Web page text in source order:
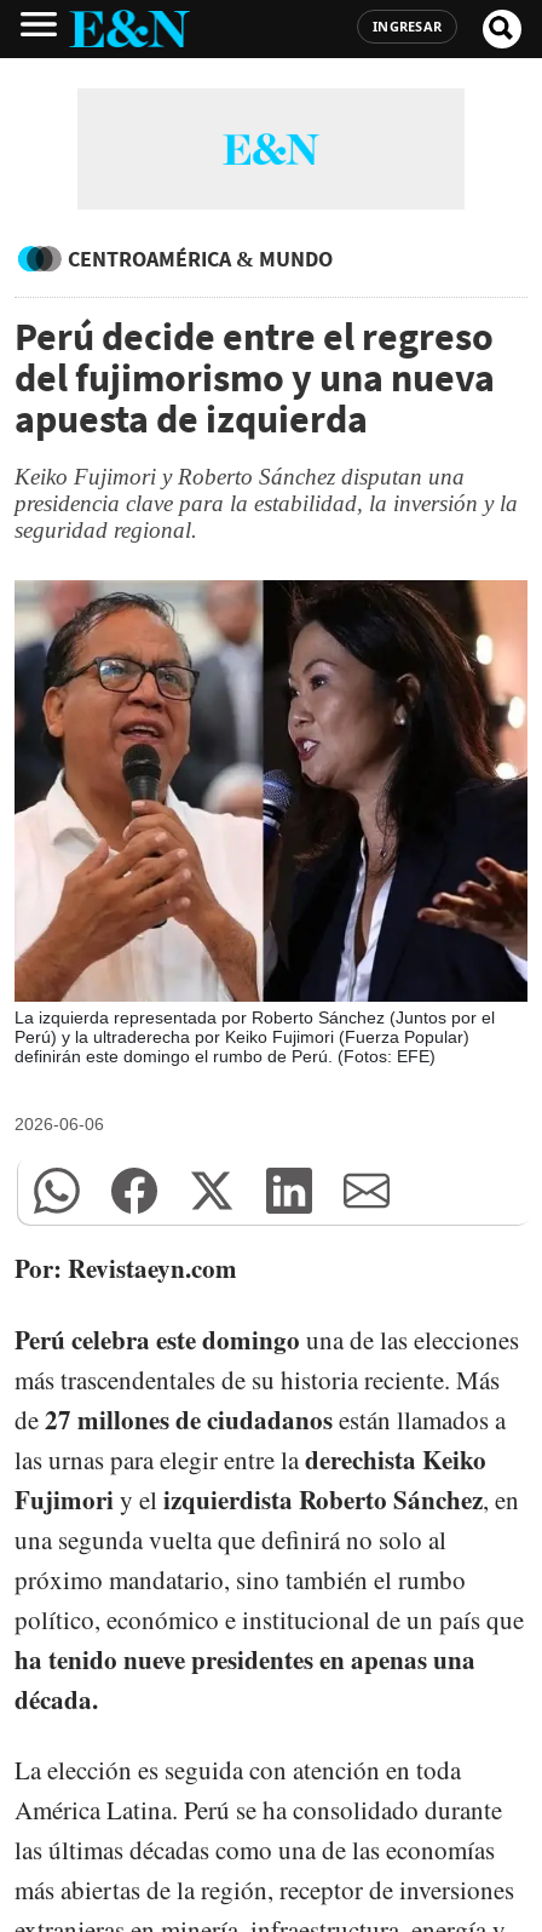
INGRESAR
CENTROAMÉRICA & MUNDO
Perú decide entre el regreso
del fujimorismo y una nueva
apuesta de izquierda
Keiko Fujimori y Roberto Sánchez disputan una
presidencia clave para la estabilidad, la inversión y la
seguridad regional.
La izquierda representada por Roberto Sánchez (Juntos por el
Perú) y la ultraderecha por Keiko Fujimori (Fuerza Popular)
definirán este domingo el rumbo de Perú. (Fotos: EFE)
2026-06-06
Por: Revistaeyn.com
Perú celebra este domingo una de las elecciones
más trascendentales de su historia reciente. Más
de27 millones de ciudadanosestán llamados a
las urnas para elegir entre laderechista Keiko
Fujimoriy el izquierdista Roberto Sánchez, en
una segunda vuelta que definirá no solo al
próximo mandatario, sino también el rumbo
político, económico e institucional de un país que
ha tenido nueve presidentes en apenas una
década.
La elección es seguida con atención en toda
América Latina. Perú se ha consolidado durante
las últimas décadas como una de las economías
más abiertas de la región, receptor de inversiones